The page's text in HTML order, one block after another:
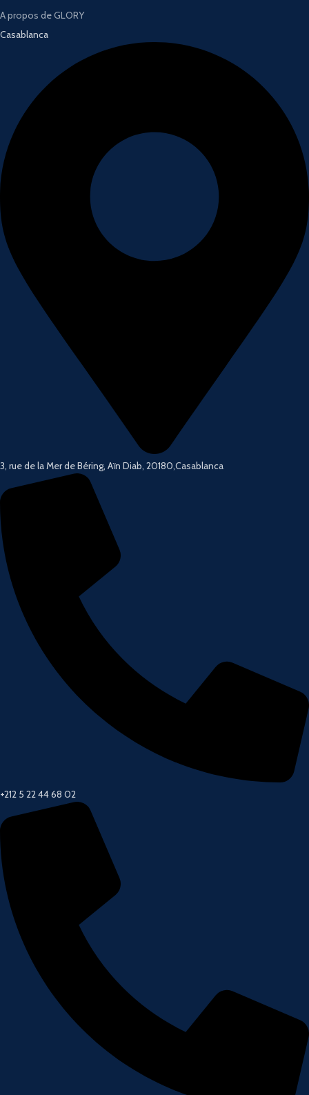
A propos de GLORY
Casablanca
3, rue de la Mer de Béring, Aïn Diab, 20180,Casablanca
+212 5 22 44 68 02